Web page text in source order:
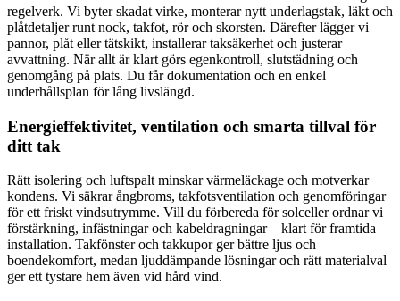
regelverk. Vi byter skadat virke, monterar nytt underlagstak, läkt och
plåtdetaljer runt nock, takfot, rör och skorsten. Därefter lägger vi
pannor, plåt eller tätskikt, installerar taksäkerhet och justerar
avvattning. När allt är klart görs egenkontroll, slutstädning och
genomgång på plats. Du får dokumentation och en enkel
underhållsplan för lång livslängd.
Energieffektivitet, ventilation och smarta tillval för
ditt tak
Rätt isolering och luftspalt minskar värmeläckage och motverkar
kondens. Vi säkrar ångbroms, takfotsventilation och genomföringar
för ett friskt vindsutrymme. Vill du förbereda för solceller ordnar vi
förstärkning, infästningar och kabeldragningar – klart för framtida
installation. Takfönster och takkupor ger bättre ljus och
boendekomfort, medan ljuddämpande lösningar och rätt materialval
ger ett tystare hem även vid hård vind.